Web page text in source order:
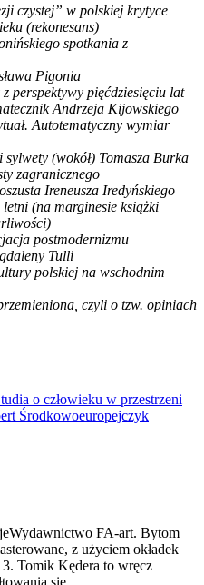
czystej” w polskiej krytyce
(rekonesans)
spotkania z
Pigonia
perspektywy pięćdziesięciu lat
Andrzeja Kijowskiego
Autotematyczny wymiar
(wokół) Tomasza Burka
zagranicznego
Ireneusza Iredyńskiego
(na marginesie książki
postmodernizmu
Tulli
polskiej na wschodnim
czyli o tzw. opiniach
o człowieku w przestrzeni
Środkowoeuropejczyk
FA-art. Bytom
z użyciem okładek
Tomik Kędera to wręcz